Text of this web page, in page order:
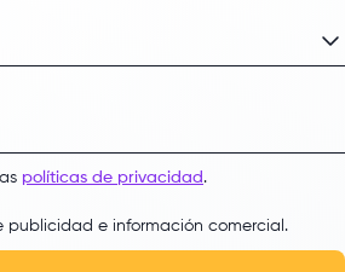
políticas de privacidad .
publicidad e información comercial.